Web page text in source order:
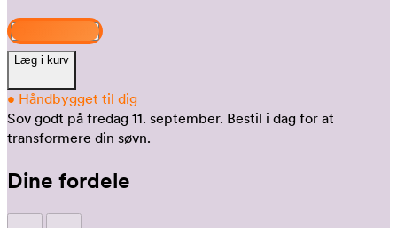
Læg i kurv
• Håndbygget til dig
Sov godt på fredag 11. september. Bestil i dag for at
transformere din søvn.
Dine fordele